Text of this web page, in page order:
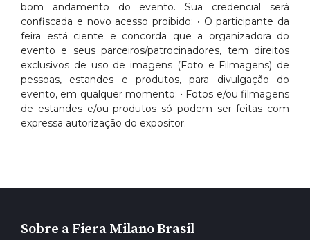
bom andamento do evento. Sua credencial será
confiscada e novo acesso proibido; • O participante da
feira está ciente e concorda que a organizadora do
evento e seus parceiros/patrocinadores, tem direitos
exclusivos de uso de imagens (Foto e Filmagens) de
pessoas, estandes e produtos, para divulgação do
evento, em qualquer momento; • Fotos e/ou filmagens
de estandes e/ou produtos só podem ser feitas com
expressa autorização do expositor.
Sobre a Fiera Milano Brasil